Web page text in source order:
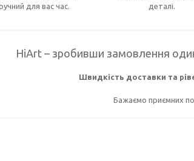
для вас час.
деталі.
HiArt – зробивши замовлення
Швидкість доставки та
Бажаємо приємних